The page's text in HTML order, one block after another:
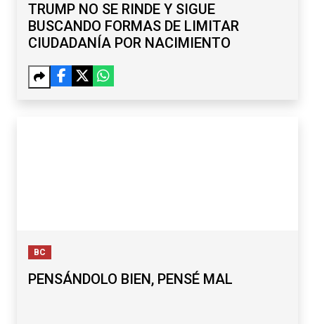
TRUMP NO SE RINDE Y SIGUE
BUSCANDO FORMAS DE LIMITAR
CIUDADANÍA POR NACIMIENTO
BC
PENSÁNDOLO BIEN, PENSÉ MAL